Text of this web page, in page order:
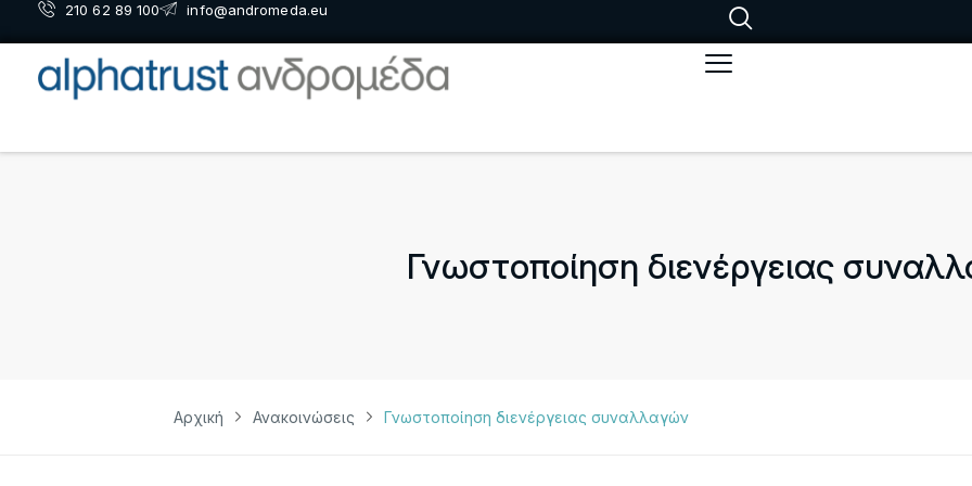
210 62 89 100 info@andromeda.eu
Γνωστοποίηση διενέργειας
Αρχική Ανακοινώσεις Γνωστοποίηση διενέργειας συναλλαγών